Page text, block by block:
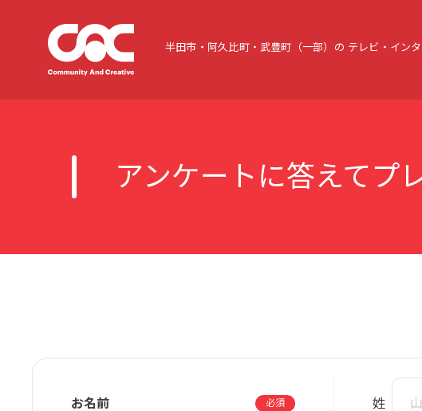
半田市・阿久比町・武豊町（一部）の テレビ・イン
アンケートに答えてプ
お名前 必須 姓